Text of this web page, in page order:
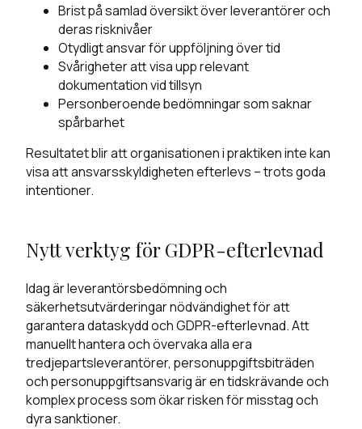
Brist på samlad översikt över leverantörer och
deras risknivåer
Otydligt ansvar för uppföljning över tid
Svårigheter att visa upp relevant
dokumentation vid tillsyn
Personberoende bedömningar som saknar
spårbarhet
Resultatet blir att organisationen i praktiken inte kan
visa att ansvarsskyldigheten efterlevs – trots goda
intentioner.
Nytt verktyg för GDPR-efterlevnad
Idag är leverantörsbedömning och
säkerhetsutvärderingar nödvändighet för att
garantera dataskydd och GDPR-efterlevnad. Att
manuellt hantera och övervaka alla era
tredjepartsleverantörer, personuppgiftsbiträden
och personuppgiftsansvarig är en tidskrävande och
komplex process som ökar risken för misstag och
dyra sanktioner.